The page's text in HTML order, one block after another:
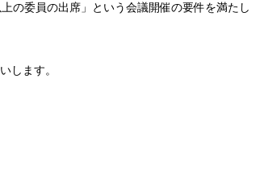
の委員の出席」という会議開催の要件を満たし
します。